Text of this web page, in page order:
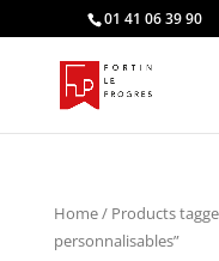
01 41 06 39 90
Home/ Products
personnalisables”